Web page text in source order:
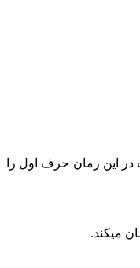
این زمان حرف اول را
میکند.